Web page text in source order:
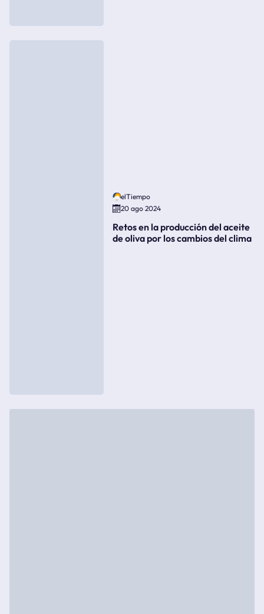
elTiempo
20 ago 2024
Retos en la producción del aceite
de oliva por los cambios del clima